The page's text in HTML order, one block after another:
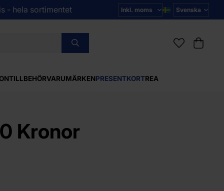
- hela sortimentet
TILLBEHÖRVARUMÄRKENPRESENTKORTREA
Kronor